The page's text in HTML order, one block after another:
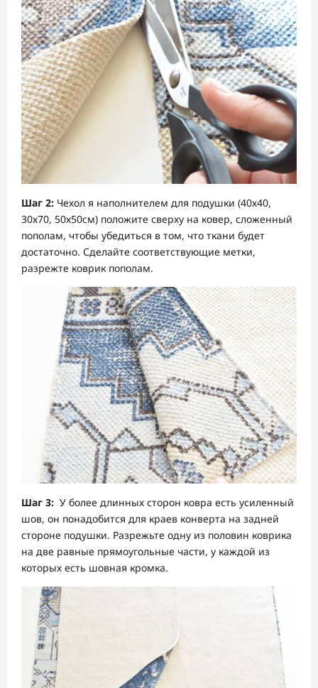
Шаг 2: Чехол я наполнителем для подушки (40х40,
30х70, 50х50см) положите сверху на ковер, сложенный
пополам, чтобы убедиться в том, что ткани будет
достаточно. Сделайте соответствующие метки,
разрежте коврик пополам.
Шаг 3: У более длинных сторон ковра есть усиленный
шов, он понадобится для краев конверта на задней
стороне подушки. Разрежьте одну из половин коврика
на две равные прямоугольные части, у каждой из
которых есть шовная кромка.